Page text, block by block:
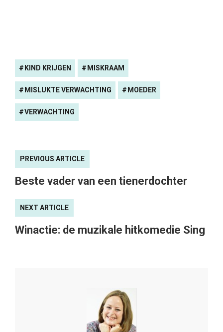
KIND KRIJGEN MISKRAAM
MISLUKTE VERWACHTING MOEDER
VERWACHTING
PREVIOUS ARTICLE
Beste vader van een tienerdochter
NEXT ARTICLE
Winactie: de muzikale hitkomedie Sing